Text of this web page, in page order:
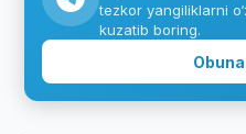
tezkor yangiliklarni
kuzatib boring.